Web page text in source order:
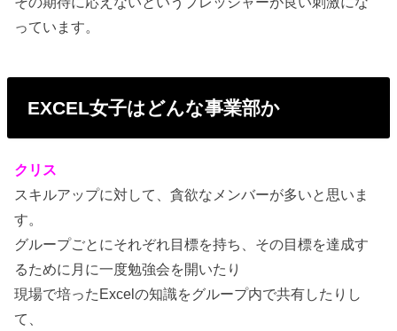
っています。
EXCEL女子はどんな事業部か
クリス
スキルアップに対して、貪欲なメンバーが多いと思いま
す。
グループごとにそれぞれ目標を持ち、その目標を達成す
るために月に一度勉強会を開いたり
現場で培ったExcelの知識をグループ内で共有したりし
て、